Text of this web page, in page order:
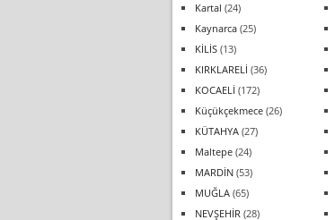
Kartal (24)
Kaynarca (25)
KİLİS (13)
KIRKLARELİ (36)
KOCAELİ (172)
Küçükçekmece (26)
KÜTAHYA (27)
Maltepe (24)
MARDİN (53)
MUĞLA (65)
NEVŞEHİR (28)